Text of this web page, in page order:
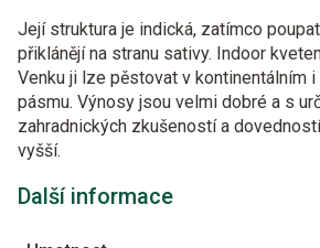
Její struktura je indická, zatímco
přiklánějí na stranu sativy. Indoor
Venku ji lze pěstovat v kontinentálním
pásmu. Výnosy jsou velmi dobré a s
zahradnických zkušeností a
vyšší.
Další informace